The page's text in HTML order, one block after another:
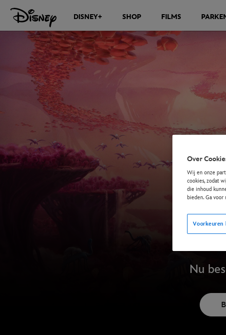
DISNEY+ SHOP FILMS
Nu
Over
Wij en onze
cookies, zodat
die inhoud
bieden. Ga voor
Voorkeuren